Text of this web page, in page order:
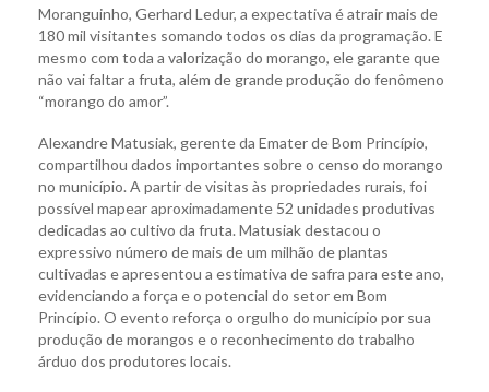
Moranguinho, Gerhard Ledur, a expectativa é atrair mais de
180 mil visitantes somando todos os dias da programação. E
mesmo com toda a valorização do morango, ele garante que
não vai faltar a fruta, além de grande produção do fenômeno
“morango do amor”.
Alexandre Matusiak, gerente da Emater de Bom Princípio,
compartilhou dados importantes sobre o censo do morango
no município. A partir de visitas às propriedades rurais, foi
possível mapear aproximadamente 52 unidades produtivas
dedicadas ao cultivo da fruta. Matusiak destacou o
expressivo número de mais de um milhão de plantas
cultivadas e apresentou a estimativa de safra para este ano,
evidenciando a força e o potencial do setor em Bom
Princípio. O evento reforça o orgulho do município por sua
produção de morangos e o reconhecimento do trabalho
árduo dos produtores locais.